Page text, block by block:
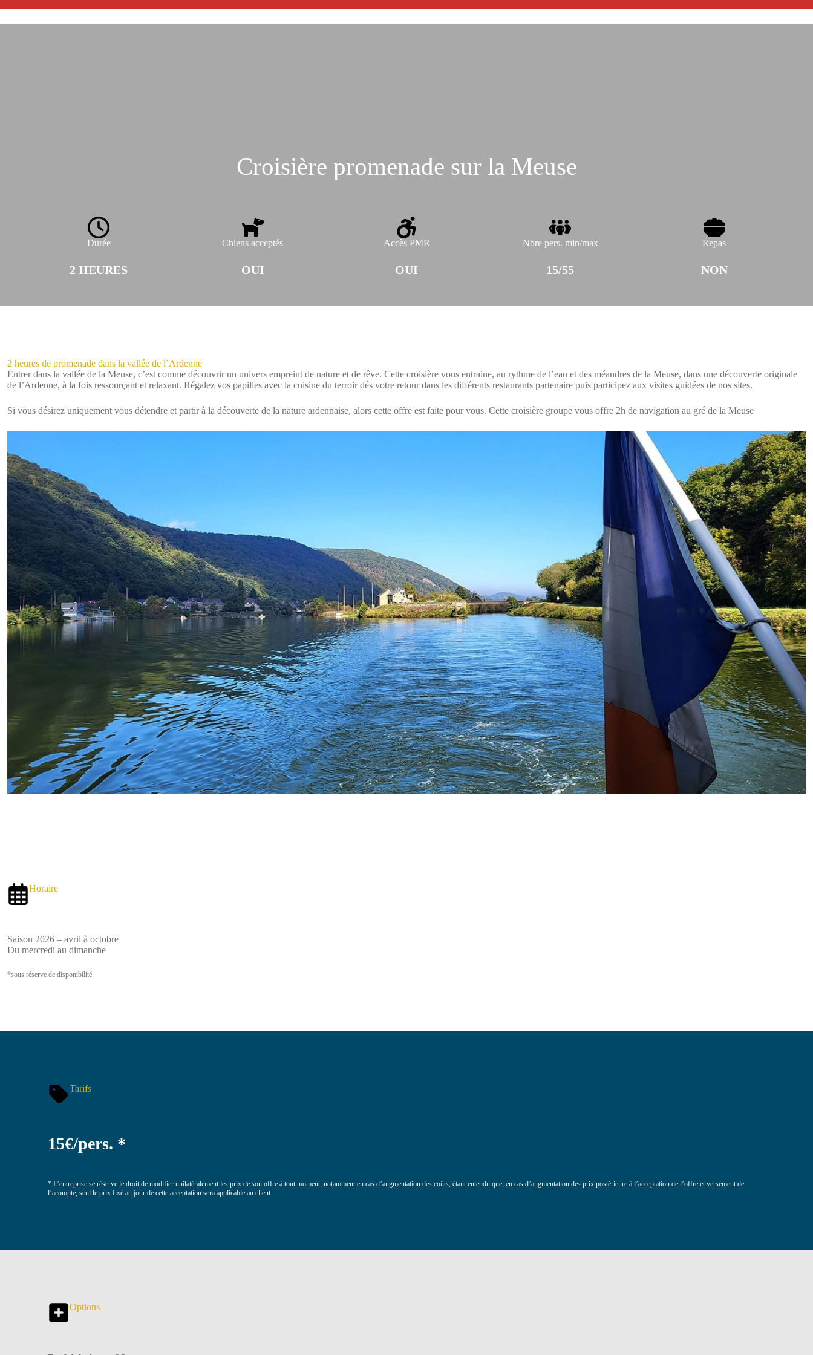
Croisière promenade sur la Meuse
Durée
2 HEURES
Chiens acceptés
OUI
Accès PMR
OUI
Nbre pers. min/max
15/55
Repas
NON
2 heures de promenade dans la vallée de l’Ardenne
Entrer dans la vallée de la Meuse, c’est comme découvrir un univers empreint de nature et de rêve. Cette croisière vous entraine, au rythme de l’eau et des méandres de la Meuse, dans une découverte originale
de l’Ardenne, à la fois ressourçant et relaxant. Régalez vos papilles avec la cuisine du terroir dés votre retour dans les différents restaurants partenaire puis participez aux visites guidées de nos sites.
Si vous désirez uniquement vous détendre et partir à la découverte de la nature ardennaise, alors cette offre est faite pour vous. Cette croisière groupe vous offre 2h de navigation au gré de la Meuse
Horaire
Saison 2026 – avril à octobre
Du mercredi au dimanche
*sous réserve de disponibilité
Tarifs
15€/pers. *
* L’entreprise se réserve le droit de modifier unilatéralement les prix de son offre à tout moment, notamment en cas d’augmentation des coûts, étant entendu que, en cas d’augmentation des prix postérieure à l’acceptation de l’offre et versement de
l’acompte, seul le prix fixé au jour de cette acceptation sera applicable au client.
Options